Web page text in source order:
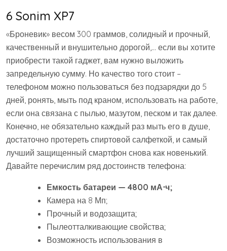
6 Sonim XP7
«Броневик» весом 300 граммов, солидный и прочный,
качественный и внушительно дорогой,… если вы хотите
приобрести такой гаджет, вам нужно выложить
запредельную сумму. Но качество того стоит –
телефоном можно пользоваться без подзарядки до 5
дней, ронять, мыть под краном, использовать на работе,
если она связана с пылью, мазутом, песком и так далее.
Конечно, не обязательно каждый раз мыть его в душе,
достаточно протереть спиртовой салфеткой, и самый
лучший защищенный смартфон снова как новенький.
Давайте перечислим ряд достоинств телефона:
Емкость батареи — 4800 мА⋅ч;
Камера на 8 Мп;
Прочный и водозащита;
Пылеотталкивающие свойства;
Возможность использования в